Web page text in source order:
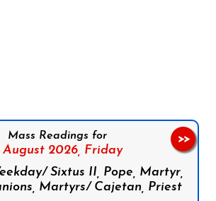
Mass Readings for
August 2026, Friday
Sixtus II, Pope, Martyr,
Martyrs/ Cajetan, Priest
>>